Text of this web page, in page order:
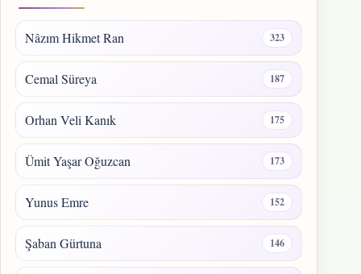
Nâzım Hikmet Ran 323
Cemal Süreya 187
Orhan Veli Kanık 175
Ümit Yaşar Oğuzcan 173
Yunus Emre 152
Şaban Gürtuna 146